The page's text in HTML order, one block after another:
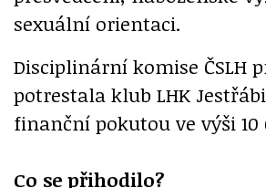
sexuální orientaci.
Disciplinární komise ČSLH
potrestala klub LHK
finanční pokutou ve výši 10
Co se přihodilo?